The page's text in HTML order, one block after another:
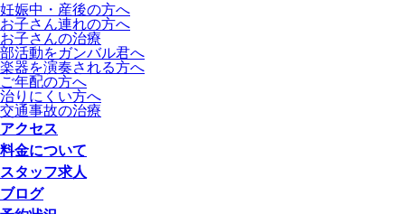
妊娠中・産後の方へ
お子さん連れの方へ
お子さんの治療
部活動をガンバル君へ
楽器を演奏される方へ
ご年配の方へ
治りにくい方へ
交通事故の治療
アクセス
料金について
スタッフ求人
ブログ